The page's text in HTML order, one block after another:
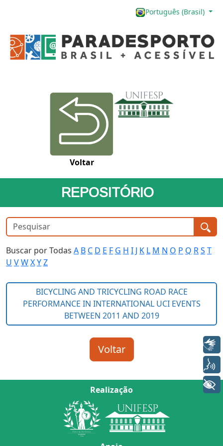
Português (Brasil)
Voltar
REPOSITÓRIO
Buscar por Todas A B C D E F G H I J K L M N O P Q RS T
U VWXYZ
Realização